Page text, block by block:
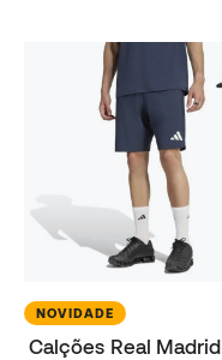
NOVIDADE
Calções Real Madrid